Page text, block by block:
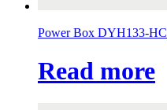
Power Box DYH133-HC
Read more